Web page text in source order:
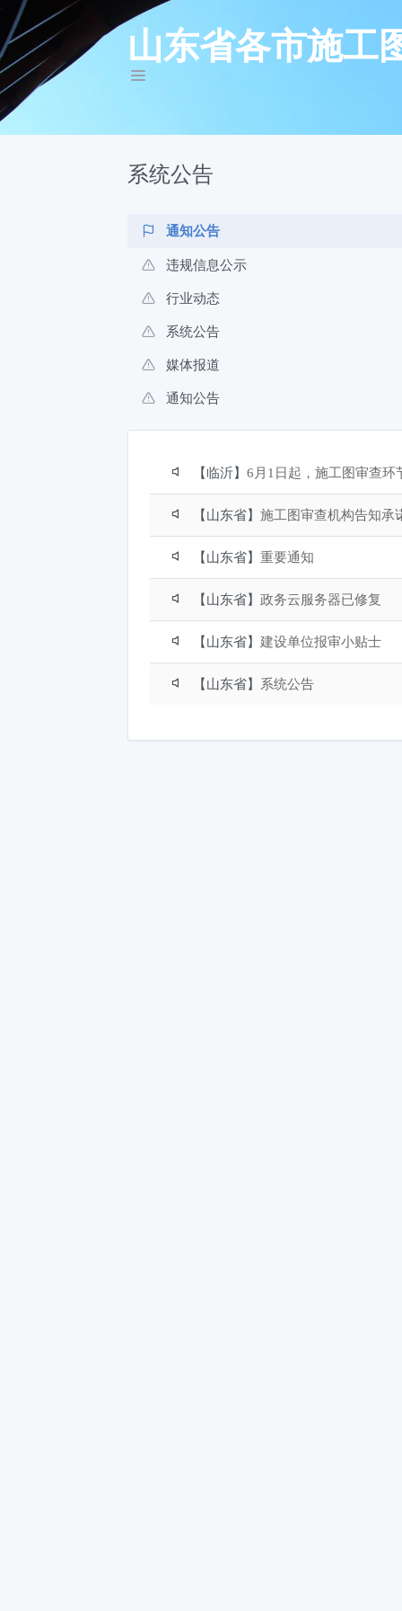
山东省各市施工
系统公告
通知公告
违规信息公示
行业动态
系统公告
媒体报道
通知公告
【临沂】 6月1日起，施工图审查环
【山东省】 施工图审查机构告知承
【山东省】 重要通知
【山东省】 政务云服务器已修复
【山东省】 建设单位报审小贴士
【山东省】 系统公告